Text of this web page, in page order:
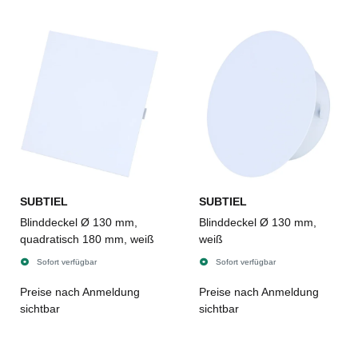
SUBTIEL
Blinddeckel Ø 130 mm,
quadratisch 180 mm, weiß
Sofort verfügbar
Preise nach Anmeldung
sichtbar
SUBTIEL
Blinddeckel Ø 130 mm,
weiß
Sofort verfügbar
Preise nach Anmeldung
sichtbar